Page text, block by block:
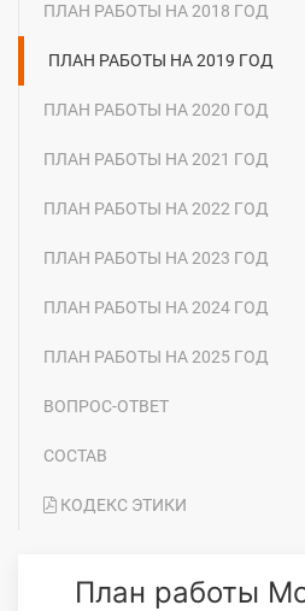
ПЛАН РАБОТЫ НА 2018 ГОД
ПЛАН РАБОТЫ НА 2019 ГОД
ПЛАН РАБОТЫ НА 2020 ГОД
ПЛАН РАБОТЫ НА 2021 ГОД
ПЛАН РАБОТЫ НА 2022 ГОД
ПЛАН РАБОТЫ НА 2023 ГОД
ПЛАН РАБОТЫ НА 2024 ГОД
ПЛАН РАБОТЫ НА 2025 ГОД
ВОПРОС-ОТВЕТ
СОСТАВ
КОДЕКС ЭТИКИ
План работы